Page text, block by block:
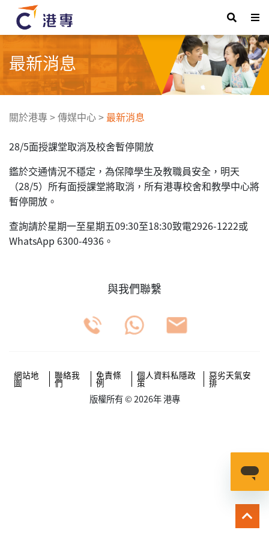
最新消息
關於港專>傳媒中心> 最新消息
28/5面授課堂取消及校舍暫停開放
鑑於交通情況不穩定，為保障學生及教職員安全，明天
（28/5）所有面授課堂將取消，所有港專校舍和教學中心將
暫停開放。
查詢請於星期一至星期五09:30至18:30致電2926-1222或
WhatsApp 6300-4936。
與我們聯繫
網站地
圖
聯絡我
們
免責條
例
個人資料私隱政
策
惡劣天氣安
排
版權所有 © 2026年 港專